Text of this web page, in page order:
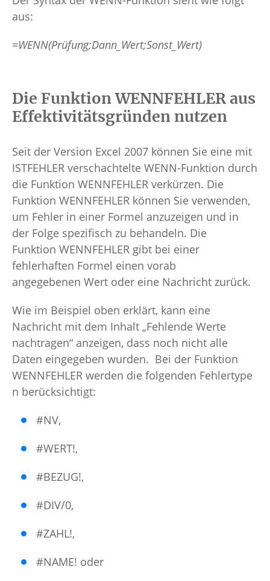
aus:
=WENN(Prüfung;Dann_Wert;Sonst_Wert)
Die Funktion WENNFEHLER aus
Effektivitätsgründen nutzen
Seit der Version Excel 2007 können Sie eine mit
ISTFEHLER verschachtelte WENN-Funktion durch
die Funktion WENNFEHLER verkürzen. Die
Funktion WENNFEHLER können Sie verwenden,
um Fehler in einer Formel anzuzeigen und in
der Folge spezifisch zu behandeln. Die
Funktion WENNFEHLER gibt bei einer
fehlerhaften Formel einen vorab
angegebenen Wert oder eine Nachricht zurück.
Wie im Beispiel oben erklärt, kann eine
Nachricht mit dem Inhalt „Fehlende Werte
nachtragen“ anzeigen, dass noch nicht alle
Daten eingegeben wurden. Bei der Funktion
WENNFEHLER werden die folgenden Fehlertype
n berücksichtigt:
#NV,
#WERT!,
#BEZUG!,
#DIV/0,
#ZAHL!,
#NAME! oder